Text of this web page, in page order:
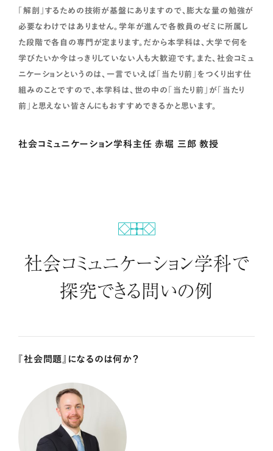
カリキュラムマップ
授業科目の概要（授業科目ごとの目標及び内容）
PICK UP授業
多彩な姿が見えてくる、奥深いもの。本授業では、調査統計データ
や研究事例を用いて、人生における家族に関する出来事を取り上
げます。
「解剖」するための技術が基盤にありますので、膨大な量の勉強が
必要なわけではありません。学年が進んで各教員のゼミに所属し
た段階で各自の専門が定まります。だから本学科は、大学で何を
学びたいか今はっきりしていない人も大歓迎です。また、社会コミュ
ニケーションというのは、一言でいえば「当たり前」をつくり出す仕
組みのことですので、本学科は、世の中の「当たり前」が「当たり
前」と思えない皆さんにもおすすめできるかと思います。
社会コミュニケーション学科主任 赤堀 三郎 教授
社会コミュニケーション学科で
探究できる問いの例
『社会問題』になるのは何か？